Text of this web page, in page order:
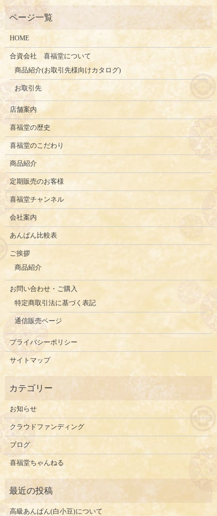
HOME
合資会社 喜福堂について
商品紹介(お取引先様向けカタログ)
お取引先
店舗案内
喜福堂の歴史
喜福堂のこだわり
商品紹介
定期販売のお客様
喜福堂チャンネル
会社案内
あんぱん比較表
ご挨拶
商品紹介
お問い合わせ・ご購入
特定商取引法に基づく表記
通信販売ページ
プライバシーポリシー
サイトマップ
お知らせ
クラウドファンディング
ブログ
喜福堂ちゃんねる
高級あんぱん(白小豆)について